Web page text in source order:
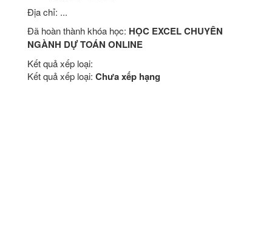
Địa chỉ: ...
Đã hoàn thành khóa học: HỌC EXCEL CHUYÊN
NGÀNH DỰ TOÁN ONLINE
Kết quả xếp loại:
Kết quả xếp loại: Chưa xếp hạng